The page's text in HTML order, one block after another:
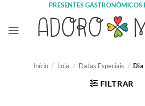
content
PRESENTES GASTRONÔMICOS
Início / Loja / Datas Especiais / Dia
FILTRAR